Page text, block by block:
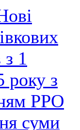
з 1
року з
РРО
суми